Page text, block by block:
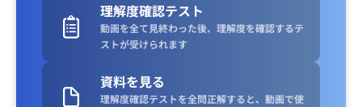
理解度確認テスト
動画を全て見終わった後、理解度を確認するテ
ストが受けられます
資料を見る
理解度確認テストを全問正解すると、動画で使